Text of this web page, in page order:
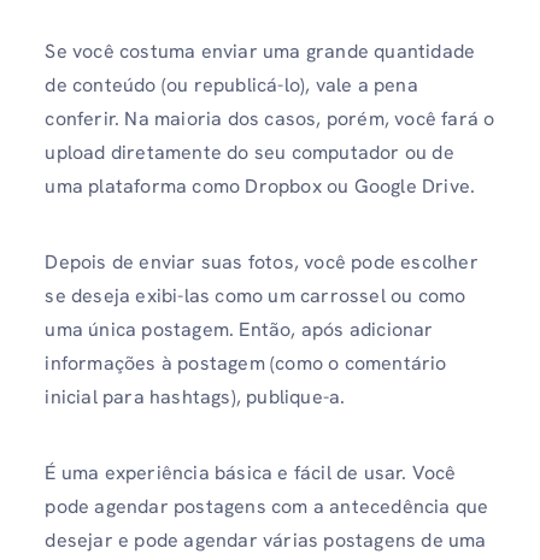
Se você costuma enviar uma grande quantidade
de conteúdo (ou republicá-lo), vale a pena
conferir. Na maioria dos casos, porém, você fará o
upload diretamente do seu computador ou de
uma plataforma como Dropbox ou Google Drive.
Depois de enviar suas fotos, você pode escolher
se deseja exibi-las como um carrossel ou como
uma única postagem. Então, após adicionar
informações à postagem (como o comentário
inicial para hashtags), publique-a.
É uma experiência básica e fácil de usar. Você
pode agendar postagens com a antecedência que
desejar e pode agendar várias postagens de uma